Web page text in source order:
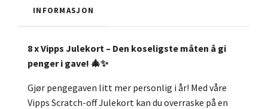
INFORMASJON
8 x Vipps Julekort – Den koseligste måten å gi
penger i gave! 🎄✨
Gjør pengegaven litt mer personlig i år! Med våre
Vipps Scratch-off Julekort kan du overraske på en